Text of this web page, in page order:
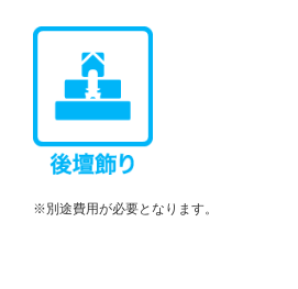
※別途費用が必要となります。